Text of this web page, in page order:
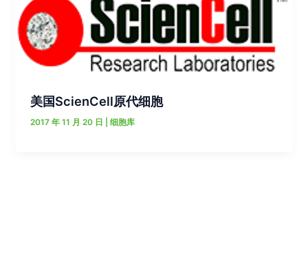
美国ScienCell原代细胞
2017 年 11 月 20 日 |细胞库